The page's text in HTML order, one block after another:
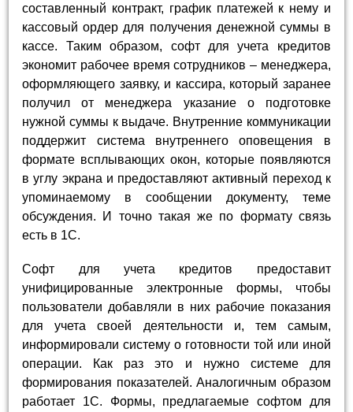
составленный контракт, график платежей к нему и
кассовый ордер для получения денежной суммы в
кассе. Таким образом, софт для учета кредитов
экономит рабочее время сотрудников – менеджера,
оформляющего заявку, и кассира, который заранее
получил от менеджера указание о подготовке
нужной суммы к выдаче. Внутренние коммуникации
поддержит система внутреннего оповещения в
формате всплывающих окон, которые появляются
в углу экрана и предоставляют активный переход к
упоминаемому в сообщении документу, теме
обсуждения. И точно такая же по формату связь
есть в 1С.
Софт для учета кредитов предоставит
унифицированные электронные формы, чтобы
пользователи добавляли в них рабочие показания
для учета своей деятельности и, тем самым,
информировали систему о готовности той или иной
операции. Как раз это и нужно системе для
формирования показателей. Аналогичным образом
работает 1С. Формы, предлагаемые софтом для